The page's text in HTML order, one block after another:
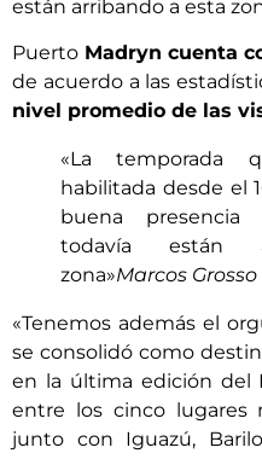
están arribando a esta
Puerto Madryn cuenta
de acuerdo a las
nivel promedio de las
«La temporada
habilitada desde el
buena
todavía están
zona»Marcos Grosso
«Tenemos además el
se consolidó como
en la última edición del
entre los cinco lugares
junto con Iguazú,